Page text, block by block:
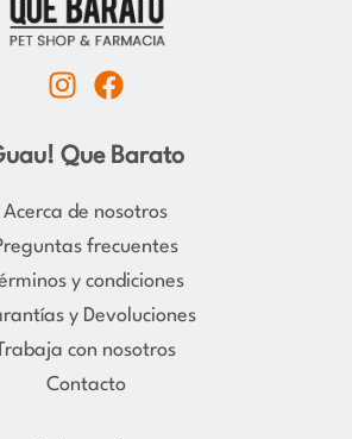
I
s
t
a
r
a
m
F
c
e
b
o
k
Que Barato
Acerca de nosotros
frecuentes
y condiciones
y Devoluciones
con nosotros
Contacto